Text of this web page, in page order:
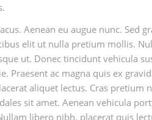
Aenean eu augue nunc. Sed
elit ut nulla pretium mollis.
ut. Donec tincidunt vehicula
Praesent ac magna quis ex
aliquet lectus. Cras pretium
sit amet. Aenean vehicula
libero nibh, placerat quis